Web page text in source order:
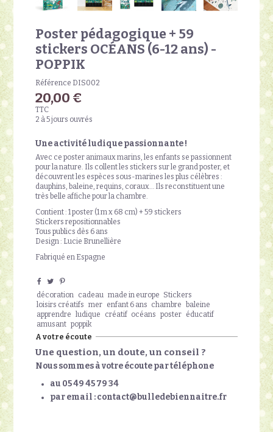
Poster pédagogique + 59
stickers OCÉANS (6-12 ans) -
POPPIK
Référence DIS002
20,00 €
TTC
2 à 5 jours ouvrés
Une activité ludique passionnante !
Avec ce poster animaux marins, les enfants se passionnent
pour la nature. Ils collent les stickers sur le grand poster, et
découvrent les espèces sous-marines les plus célèbres :
dauphins, baleine, requins, coraux… Ils reconstituent une
très belle affiche pour la chambre.
Contient : 1 poster (1 m x 68 cm) + 59 stickers
Stickers repositionnables
Tous publics dès 6 ans
Design : Lucie Brunellière
Fabriqué en Espagne
décoration cadeau made in europe Stickers
loisirs créatifs mer enfant 6 ans chambre baleine
apprendre ludique créatif océans poster éducatif
amusant poppik
A votre écoute
Une question, un doute, un conseil ?
Nous sommes à votre écoute par téléphone
au 05 49 45 79 34
par email : contact@bulledebiennaitre.fr